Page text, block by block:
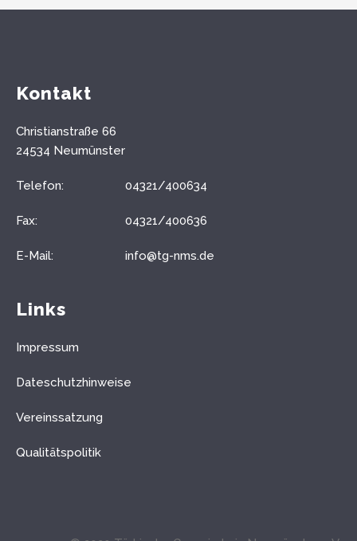
Kontakt
Christianstraße 66
24534 Neumünster
Telefon: 04321/400634
Fax: 04321/400636
E-Mail: info@tg-nms.de
Links
Impressum
Dateschutzhinweise
Vereinssatzung
Qualitätspolitik